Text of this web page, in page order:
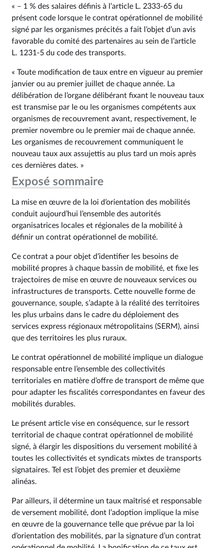
« – 1 % des salaires définis à l’article L. 2333‑65 du
présent code lorsque le contrat opérationnel de mobilité
signé par les organismes précités a fait l’objet d’un avis
favorable du comité des partenaires au sein de l’article
L. 1231‑5 du code des transports.
« Toute modification de taux entre en vigueur au premier
janvier ou au premier juillet de chaque année. La
délibération de l’organe délibérant fixant le nouveau taux
est transmise par le ou les organismes compétents aux
organismes de recouvrement avant, respectivement, le
premier novembre ou le premier mai de chaque année.
Les organismes de recouvrement communiquent le
nouveau taux aux assujettis au plus tard un mois après
ces dernières dates. »
Exposé sommaire
La mise en œuvre de la loi d’orientation des mobilités
conduit aujourd’hui l’ensemble des autorités
organisatrices locales et régionales de la mobilité à
définir un contrat opérationnel de mobilité.
Ce contrat a pour objet d’identifier les besoins de
mobilité propres à chaque bassin de mobilité, et fixe les
trajectoires de mise en œuvre de nouveaux services ou
infrastructures de transports. Cette nouvelle forme de
gouvernance, souple, s’adapte à la réalité des territoires
les plus urbains dans le cadre du déploiement des
services express régionaux métropolitains (SERM), ainsi
que des territoires les plus ruraux.
Le contrat opérationnel de mobilité implique un dialogue
responsable entre l’ensemble des collectivités
territoriales en matière d’offre de transport de même que
pour adapter les fiscalités correspondantes en faveur des
mobilités durables.
Le présent article vise en conséquence, sur le ressort
territorial de chaque contrat opérationnel de mobilité
signé, à élargir les dispositions du versement mobilité à
toutes les collectivités et syndicats mixtes de transports
signataires. Tel est l’objet des premier et deuxième
alinéas.
Par ailleurs, il détermine un taux maîtrisé et responsable
de versement mobilité, dont l’adoption implique la mise
en œuvre de la gouvernance telle que prévue par la loi
d’orientation des mobilités, par la signature d’un contrat